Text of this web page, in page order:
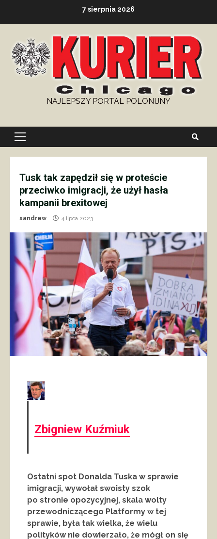
7 sierpnia 2026
NAJLEPSZY PORTAL POLONIJNY
Primary
Tusk tak zapędził się w proteście
przeciwko imigracji, że użył hasła
kampanii brexitowej
sandrew 4 lipca 2023
Zbigniew Kuźmiuk
Ostatni spot Donalda Tuska w sprawie
imigracji, wywołał swoisty szok
po stronie opozycyjnej, skala wolty
przewodniczącego Platformy w tej
sprawie, była tak wielka, że wielu
polityków nie dowierzało, że mógł on się